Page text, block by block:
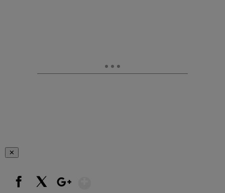
✕